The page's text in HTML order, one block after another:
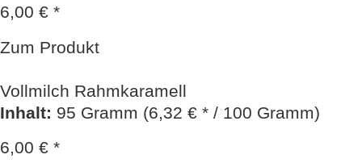
6,00 € *
Zum Produkt
Vollmilch Rahmkaramell
Inhalt: 95 Gramm (6,32 € * / 100 Gramm)
6,00 € *